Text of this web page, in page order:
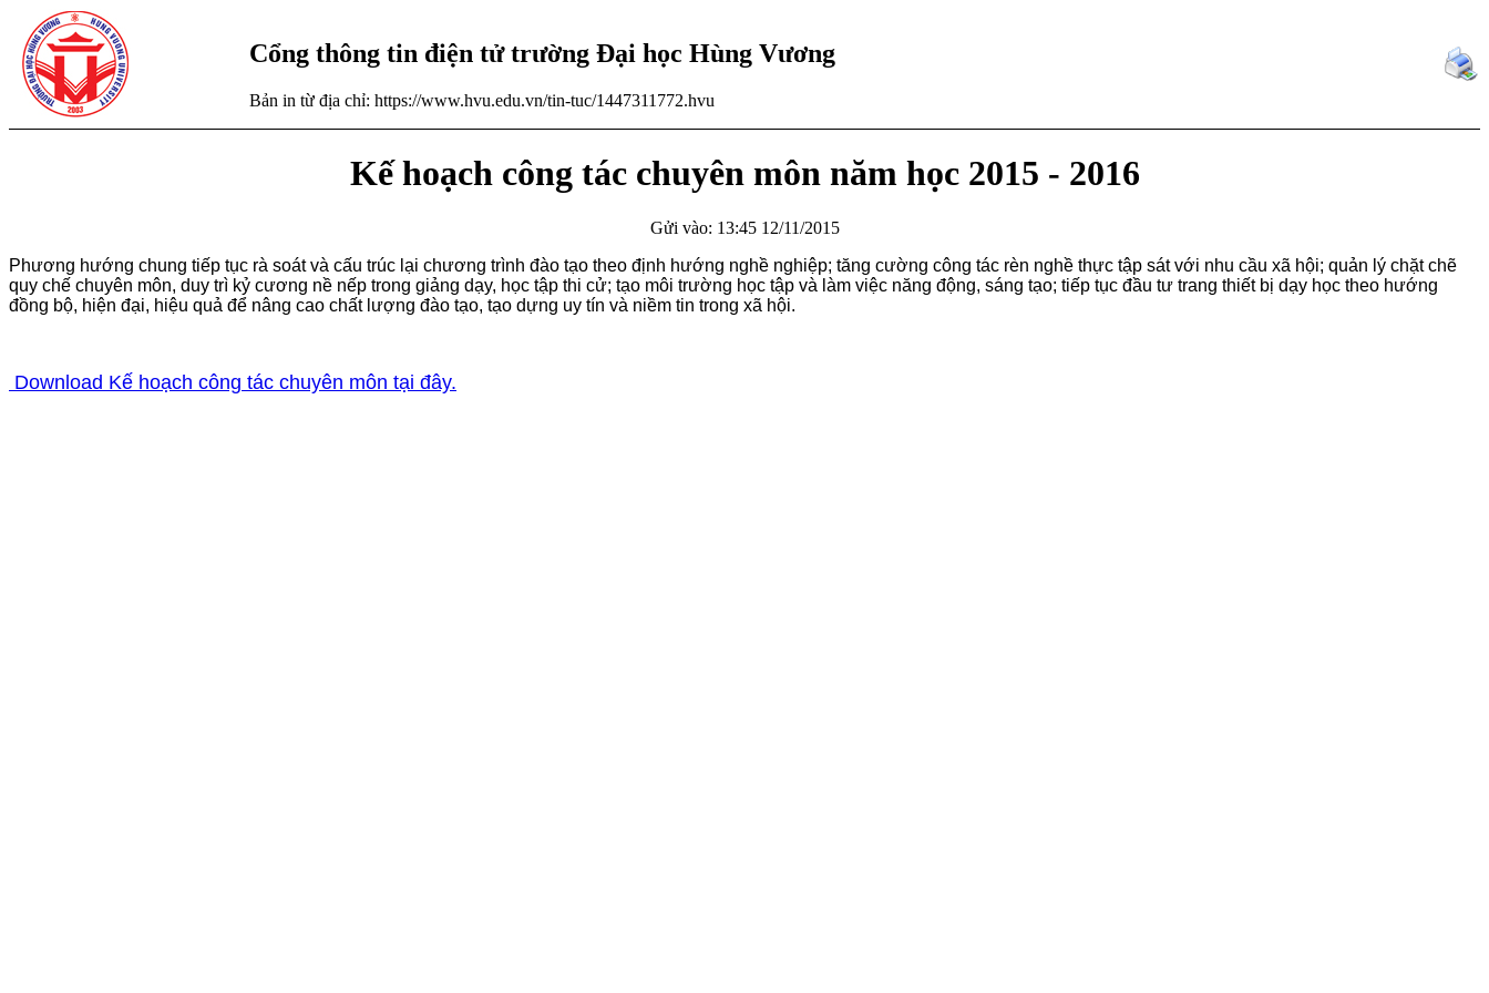
Cổng thông tin điện tử trường Đại học Hùng Vương
Bản in từ địa chỉ: https://www.hvu.edu.vn/tin-tuc/1447311772.hvu
Kế hoạch công tác chuyên môn năm học 2015 - 2016
Gửi vào: 13:45 12/11/2015
Phương hướng chung tiếp tục rà soát và cấu trúc lại chương trình đào tạo theo định hướng nghề nghiệp; tăng cường công tác rèn nghề thực tập sát với nhu cầu xã hội; quản lý chặt chẽ
quy chế chuyên môn, duy trì kỷ cương nề nếp trong giảng dạy, học tập thi cử; tạo môi trường học tập và làm việc năng động, sáng tạo; tiếp tục đầu tư trang thiết bị dạy học theo hướng
đồng bộ, hiện đại, hiệu quả để nâng cao chất lượng đào tạo, tạo dựng uy tín và niềm tin trong xã hội.
Download Kế hoạch công tác chuyên môn tại đây.